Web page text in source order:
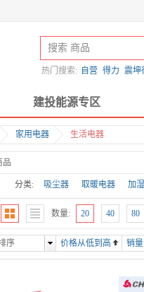
热门搜索: 自营 得力 震坤
建投能源专区
件
家用电器 生活电器
品
分类: 吸尘器 取暖电器 加
数量: 20 40 80
序 价格从低到高 销量